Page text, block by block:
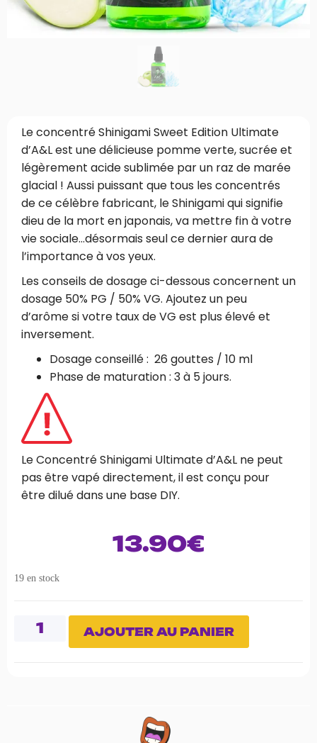
Le concentré Shinigami Sweet Edition Ultimate
d’A&L est une délicieuse pomme verte, sucrée et
légèrement acide sublimée par un raz de marée
glacial ! Aussi puissant que tous les concentrés
de ce célèbre fabricant, le Shinigami qui signifie
dieu de la mort en japonais, va mettre fin à votre
vie sociale…désormais seul ce dernier aura de
l’importance à vos yeux.
Les conseils de dosage ci-dessous concernent un
dosage 50% PG / 50% VG. Ajoutez un peu
d’arôme si votre taux de VG est plus élevé et
inversement.
Dosage conseillé : 26 gouttes / 10 ml
Phase de maturation : 3 à 5 jours.
Le Concentré Shinigami Ultimate d’A&L ne peut
pas être vapé directement, il est conçu pour
être dilué dans une base DIY.
13.90€
19 en stock
AJOUTER AU PANIER